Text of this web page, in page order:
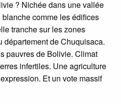
? Nichée dans une vallée
comme les édifices
tranche sur les zones
département de Chuquisaca.
pauvres de Bolivie. Climat
infertiles. Une agriculture
Et un vote massif